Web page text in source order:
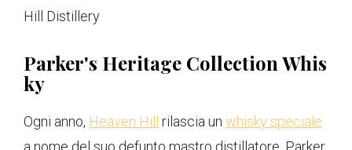
Hill Distillery
Parker's Heritage Collection Whis
ky
Ogni anno, Heaven Hill rilascia un whisky speciale
a nome del suo defunto mastro distillatore, Parker